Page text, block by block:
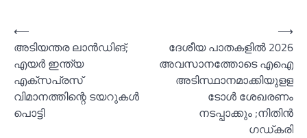
Post
navigation
⟵
അടിയന്തര ലാൻഡിങ്;
എയര്‍ ഇന്ത്യ
എക്സപ്രസ്
വിമാനത്തിന്റെ ടയറുകള്‍
പൊട്ടി
ദേശീയ പാതകളില്‍ 2026
അവസാനത്തോടെ എഐ
അടിസ്ഥാനമാക്കിയുളള
ടോള്‍ ശേഖരണം
നടപ്പാക്കും ;നിതിൻ
ഗഡ്കരി
⟶